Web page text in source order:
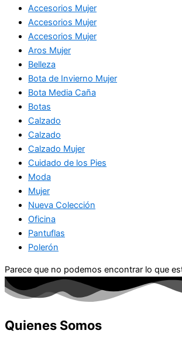
Accesorios Mujer
Accesorios Mujer
Accesorios Mujer
Aros Mujer
Belleza
Bota de Invierno Mujer
Bota Media Caña
Botas
Calzado
Calzado
Calzado Mujer
Cuidado de los Pies
Moda
Mujer
Nueva Colección
Oficina
Pantuflas
Polerón
Parece que no podemos encontrar lo que
Quienes Somos